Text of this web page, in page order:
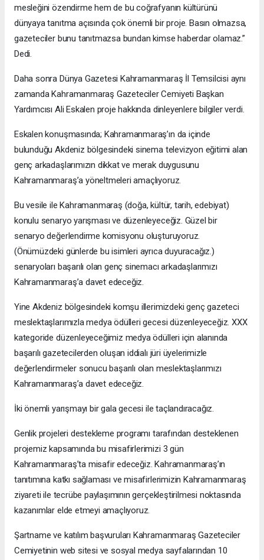
mesleğini özendirme hem de bu coğrafyanın kültürünü
dünyaya tanıtma açısında çok önemli bir proje. Basın olmazsa,
gazeteciler bunu tanıtmazsa bundan kimse haberdar olamaz.”
Dedi.
Daha sonra Dünya Gazetesi Kahramanmaraş İl Temsilcisi aynı
zamanda Kahramanmaraş Gazeteciler Cemiyeti Başkan
Yardımcısı Ali Eskalen proje hakkında dinleyenlere bilgiler verdi.
Eskalen konuşmasında; Kahramanmaraş’ın da içinde
bulunduğu Akdeniz bölgesindeki sinema televizyon eğitimi alan
genç arkadaşlarımızın dikkat ve merak duygusunu
Kahramanmaraş’a yöneltmeleri amaçlıyoruz.
Bu vesile ile Kahramanmaraş (doğa, kültür, tarih, edebiyat)
konulu senaryo yarışması ve düzenleyeceğiz. Güzel bir
senaryo değerlendirme komisyonu oluşturuyoruz.
(Önümüzdeki günlerde bu isimleri ayrıca duyuracağız.)
senaryoları başarılı olan genç sinemacı arkadaşlarımızı
Kahramanmaraş’a davet edeceğiz.
Yine Akdeniz bölgesindeki komşu illerimizdeki genç gazeteci
meslektaşlarımızla medya ödülleri gecesi düzenleyeceğiz. XXX
kategoride düzenleyeceğimiz medya ödülleri için alanında
başarılı gazetecilerden oluşan iddialı jüri üyelerimizle
değerlendirmeler sonucu başarılı olan meslektaşlarımızı
Kahramanmaraş’a davet edeceğiz.
İki önemli yarışmayı bir gala gecesi ile taçlandıracağız.
Genlik projeleri destekleme programı tarafından desteklenen
projemiz kapsamında bu misafirlerimizi 3 gün
Kahramanmaraş’ta misafir edeceğiz. Kahramanmaraş’ın
tanıtımına katkı sağlaması ve misafirlerimizin Kahramanmaraş
ziyareti ile tecrübe paylaşımının gerçekleştirilmesi noktasında
kazanımlar elde etmeyi amaçlıyoruz.
Şartname ve katılım başvuruları Kahramanmaraş Gazeteciler
Cemiyetinin web sitesi ve sosyal medya sayfalarından 10